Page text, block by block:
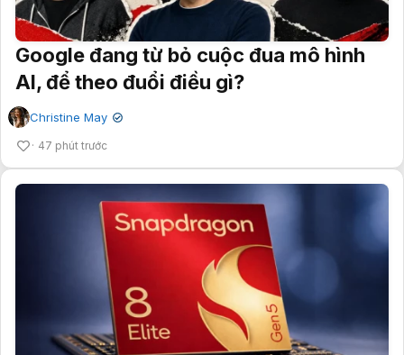
Google đang từ bỏ cuộc đua mô hình
AI, để theo đuổi điều gì?
Christine May ✔
47 phút trước